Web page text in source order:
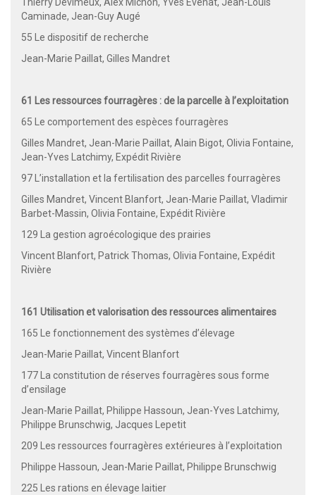
Caminade, Jean-Guy Augé
55 Le dispositif de recherche
Jean-Marie Paillat, Gilles Mandret
61 Les ressources fourragères : de la parcelle à l’exploitation
65 Le comportement des espèces fourragères
Gilles Mandret, Jean-Marie Paillat, Alain Bigot, Olivia Fontaine,
Jean-Yves Latchimy, Expédit Rivière
97 L’installation et la fertilisation des parcelles fourragères
Gilles Mandret, Vincent Blanfort, Jean-Marie Paillat, Vladimir
Barbet-Massin, Olivia Fontaine, Expédit Rivière
129 La gestion agroécologique des prairies
Vincent Blanfort, Patrick Thomas, Olivia Fontaine, Expédit
Rivière
161 Utilisation et valorisation des ressources alimentaires
165 Le fonctionnement des systèmes d’élevage
Jean-Marie Paillat, Vincent Blanfort
177 La constitution de réserves fourragères sous forme
d’ensilage
Jean-Marie Paillat, Philippe Hassoun, Jean-Yves Latchimy,
Philippe Brunschwig, Jacques Lepetit
209 Les ressources fourragères extérieures à l’exploitation
Philippe Hassoun, Jean-Marie Paillat, Philippe Brunschwig
225 Les rations en élevage laitier